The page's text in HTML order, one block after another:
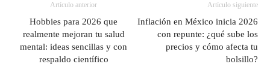
Artículo anterior
Hobbies para 2026 que
realmente mejoran tu salud
mental: ideas sencillas y con
respaldo científico
Artículo siguiente
Inflación en México inicia 2026
con repunte: ¿qué sube los
precios y cómo afecta tu
bolsillo?